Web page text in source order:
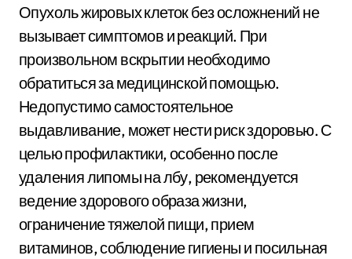
Опухоль жировых клеток без осложнений не
вызывает симптомов и реакций. При
произвольном вскрытии необходимо
обратиться за медицинской помощью.
Недопустимо самостоятельное
выдавливание, может нести риск здоровью. С
целью профилактики, особенно после
удаления липомы на лбу, рекомендуется
ведение здорового образа жизни,
ограничение тяжелой пищи, прием
витаминов, соблюдение гигиены и посильная